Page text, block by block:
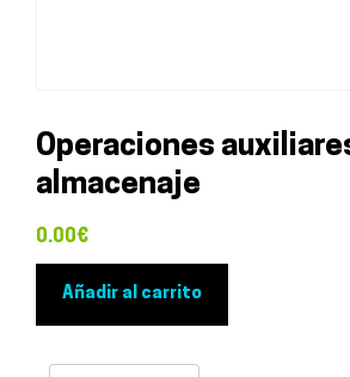
Operaciones
almacenaje
0.00€
Añadir al carrito